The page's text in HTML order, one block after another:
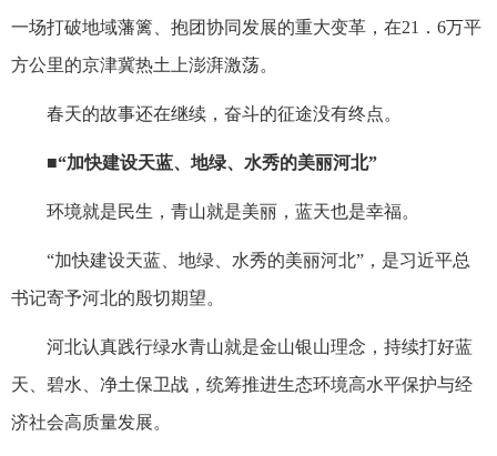
一场打破地域藩篱、抱团协同发展的重大变革，在21．6万平
方公里的京津冀热土上澎湃激荡。
春天的故事还在继续，奋斗的征途没有终点。
■“加快建设天蓝、地绿、水秀的美丽河北”
环境就是民生，青山就是美丽，蓝天也是幸福。
“加快建设天蓝、地绿、水秀的美丽河北”，是习近平总
书记寄予河北的殷切期望。
河北认真践行绿水青山就是金山银山理念，持续打好蓝
天、碧水、净土保卫战，统筹推进生态环境高水平保护与经
济社会高质量发展。